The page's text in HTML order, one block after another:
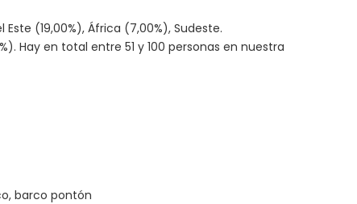
(19,00%), África (7,00%), Sudeste.
Hay en total entre 51 y 100 personas en nuestra
barco pontón